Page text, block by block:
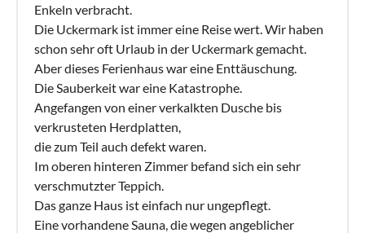
Enkeln verbracht.
Die Uckermark ist immer eine Reise wert. Wir haben
schon sehr oft Urlaub in der Uckermark gemacht.
Aber dieses Ferienhaus war eine Enttäuschung.
Die Sauberkeit war eine Katastrophe.
Angefangen von einer verkalkten Dusche bis
verkrusteten Herdplatten,
die zum Teil auch defekt waren.
Im oberen hinteren Zimmer befand sich ein sehr
verschmutzter Teppich.
Das ganze Haus ist einfach nur ungepflegt.
Eine vorhandene Sauna, die wegen angeblicher